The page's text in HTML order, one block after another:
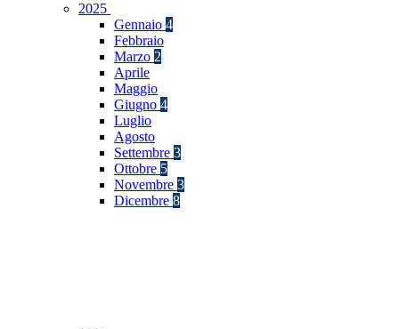
2025
Gennaio 4
Febbraio
Marzo 2
Aprile
Maggio
Giugno 4
Luglio
Agosto
Settembre 3
Ottobre 5
Novembre 3
Dicembre 8